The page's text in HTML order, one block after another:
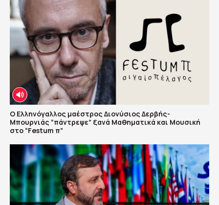
Ο Ελληνόγαλλος μαέστρος Διονύσιος Δερβής-
Μπουρνιάς “πάντρεψε” ξανά Μαθηματικά και Μουσική
στο “Festum π”